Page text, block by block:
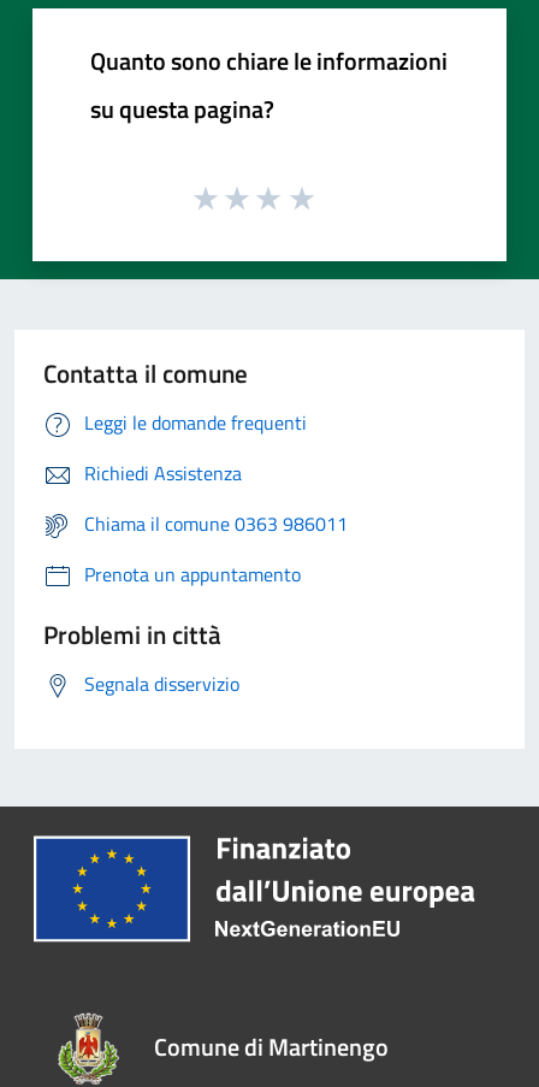
Quanto sono chiare le informazioni
su questa pagina?
Contatta il comune
Leggi le domande frequenti
Richiedi Assistenza
Chiama il comune 0363 986011
Prenota un appuntamento
Problemi in città
Segnala disservizio
Comune di Martinengo